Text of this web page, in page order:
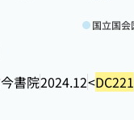
書院2024.12<DC221
国立国会